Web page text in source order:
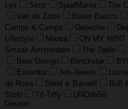
Lys
Senz SjaalMania The
Van de Zotte
Bauer Basics
Camps & Camps
Depeche
Lifestyle
Noosa ON MY MINT
Smaak Amsterdam
The Table
Bear Design
Blinckstar
Essentia
Jeh-Jewels
de Rosa
Steel & Barnett Bull
Stolt!
Tif-Tiffy
UNOde50
Geuren